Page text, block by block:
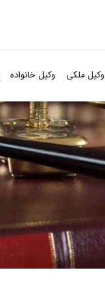
وکیل ملکی وکیل خانواده